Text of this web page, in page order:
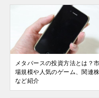
メタバースの投資方法とは？市
場規模や人気のゲーム、関連株
など紹介